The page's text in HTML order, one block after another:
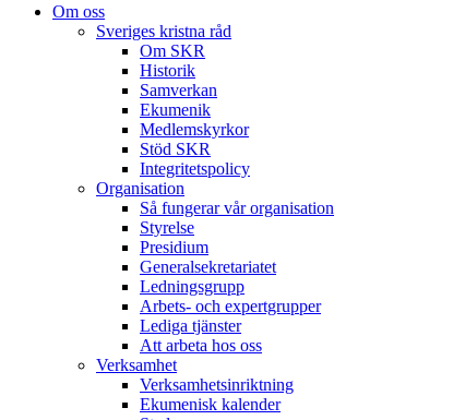
Om oss
Sveriges kristna råd
Om SKR
Historik
Samverkan
Ekumenik
Medlemskyrkor
Stöd SKR
Integritetspolicy
Organisation
Så fungerar vår organisation
Styrelse
Presidium
Generalsekretariatet
Ledningsgrupp
Arbets- och expertgrupper
Lediga tjänster
Att arbeta hos oss
Verksamhet
Verksamhetsinriktning
Ekumenisk kalender